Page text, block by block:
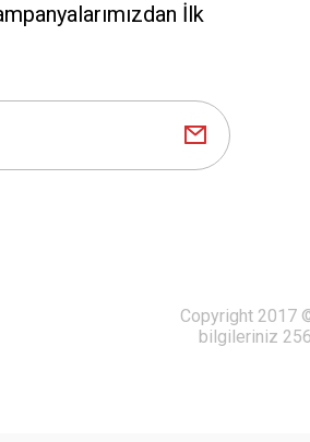
İlk
Copyright 2017
bilgileriniz